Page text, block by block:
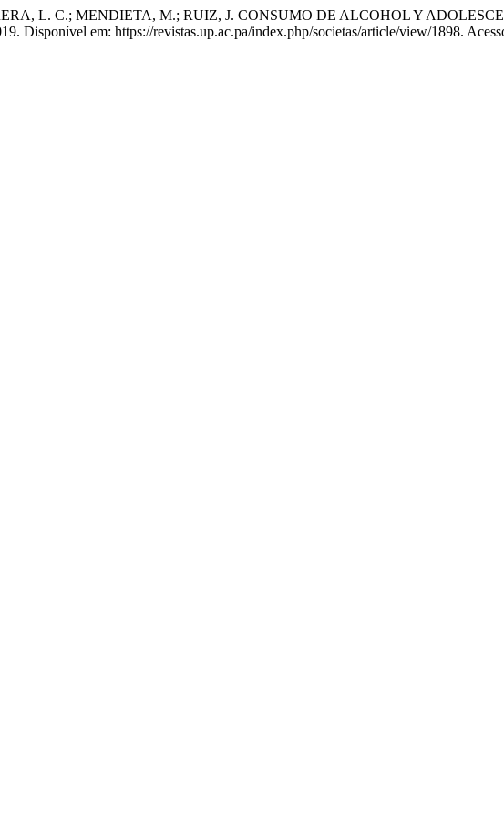
L. C.; MENDIETA, M.; RUIZ, J. CONSUMO DE ALCOHOL Y
Disponível em: https://revistas.up.ac.pa/index.php/societas/article/view/1898.